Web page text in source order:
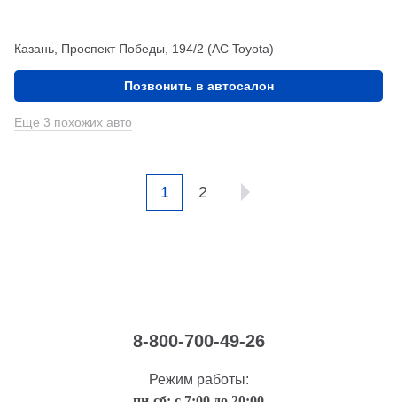
Казань, Проспект Победы, 194/2 (АС Toyota)
Позвонить в автосалон
Еще 3 похожих авто
1 2
8-800-700-49-26
Режим работы: